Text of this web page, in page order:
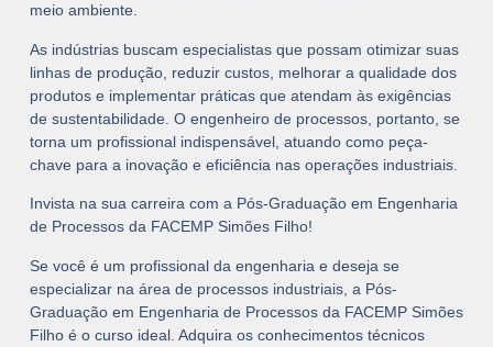
meio ambiente.
As indústrias buscam especialistas que possam otimizar suas
linhas de produção, reduzir custos, melhorar a qualidade dos
produtos e implementar práticas que atendam às exigências
de sustentabilidade. O engenheiro de processos, portanto, se
torna um profissional indispensável, atuando como peça-
chave para a inovação e eficiência nas operações industriais.
Invista na sua carreira com a Pós-Graduação em Engenharia
de Processos da FACEMP Simões Filho!
Se você é um profissional da engenharia e deseja se
especializar na área de processos industriais, a Pós-
Graduação em Engenharia de Processosda FACEMP Simões
Filho é o curso ideal. Adquira os conhecimentos técnicos